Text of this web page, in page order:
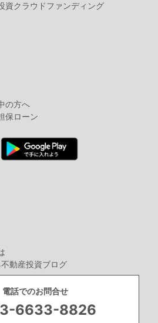
資クラウドファンディング
の方へ
保ローン
動産投資ブログ
電話でのお問合せ
6633-8826